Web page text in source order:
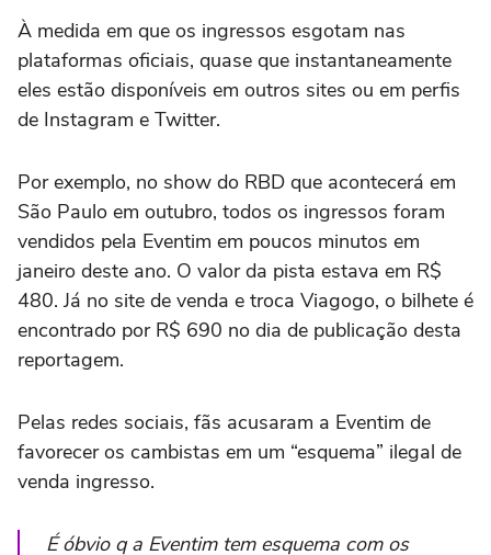
À medida em que os ingressos esgotam nas
plataformas oficiais, quase que instantaneamente
eles estão disponíveis em outros sites ou em perfis
de Instagram e Twitter.
Por exemplo, no show do RBD que acontecerá em
São Paulo em outubro, todos os ingressos foram
vendidos pela Eventim em poucos minutos em
janeiro deste ano. O valor da pista estava em R$
480. Já no site de venda e troca Viagogo, o bilhete é
encontrado por R$ 690 no dia de publicação desta
reportagem.
Pelas redes sociais, fãs acusaram a Eventim de
favorecer os cambistas em um “esquema” ilegal de
venda ingresso.
É óbvio q a Eventim tem esquema com os